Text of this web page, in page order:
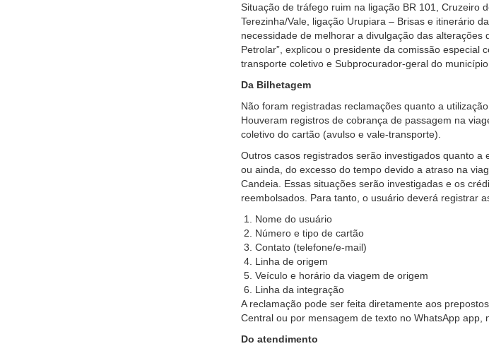
Situação de tráfego ruim na ligação BR 101, Cruzeiro
Terezinha/Vale, ligação Urupiara – Brisas e itinerário
necessidade de melhorar a divulgação das alterações
Petrolar”, explicou o presidente da comissão especial
transporte coletivo e Subprocurador-geral do
Da Bilhetagem
Não foram registradas reclamações quanto a
Houveram registros de cobrança de passagem na
coletivo do cartão (avulso e vale-transporte).
Outros casos registrados serão investigados quanto a
ou ainda, do excesso do tempo devido a atraso na
Candeia. Essas situações serão investigadas e os
reembolsados. Para tanto, o usuário deverá registrar
Nome do usuário
Número e tipo de cartão
Contato (telefone/e-mail)
Linha de origem
Veículo e horário da viagem de origem
Linha da integração
A reclamação pode ser feita diretamente aos
Central ou por mensagem de texto no WhatsApp app,
Do atendimento